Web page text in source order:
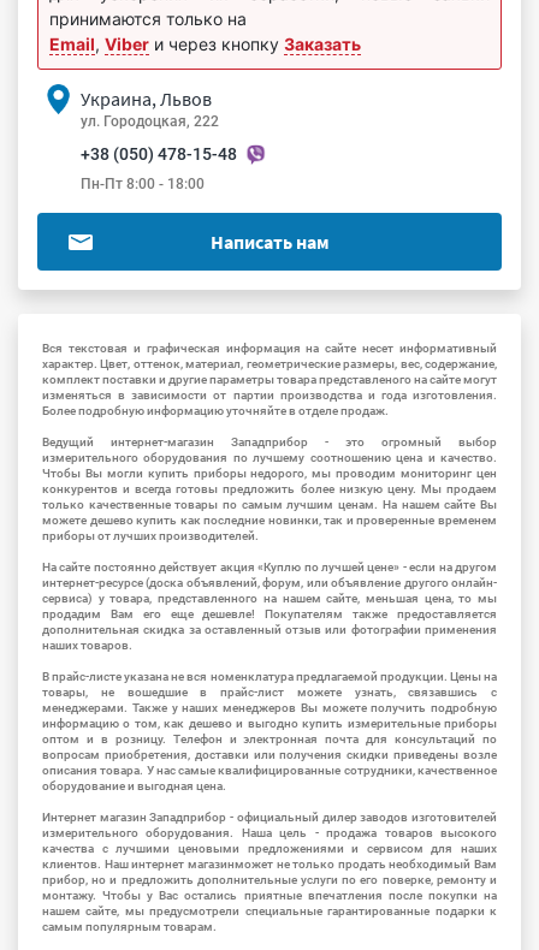
принимаются только на
Email, Viber и через кнопку Заказать
Украина, Львов
ул. Городоцкая, 222
+38 (050) 478-15-48
Пн-Пт 8:00 - 18:00
Написать нам
Вся текстовая и графическая информация на сайте несет информативный
характер. Цвет, оттенок, материал, геометрические размеры, вес, содержание,
комплект поставки и другие параметры товара представленого на сайте могут
изменяться в зависимости от партии производства и года изготовления.
Более подробную информацию уточняйте в отделе продаж.
Ведущий интернет-магазин Западприбор - это огромный выбор
измерительного оборудования по лучшему соотношению цена и качество.
Чтобы Вы могли купить приборы недорого, мы проводим мониторинг цен
конкурентов и всегда готовы предложить более низкую цену. Мы продаем
только качественные товары по самым лучшим ценам. На нашем сайте Вы
можете дешево купить как последние новинки, так и проверенные временем
приборы от лучших производителей.
На сайте постоянно действует акция «Куплю по лучшей цене» - если на другом
интернет-ресурсе (доска объявлений, форум, или объявление другого онлайн-
сервиса) у товара, представленного на нашем сайте, меньшая цена, то мы
продадим Вам его еще дешевле! Покупателям также предоставляется
дополнительная скидка за оставленный отзыв или фотографии применения
наших товаров.
В прайс-листе указана не вся номенклатура предлагаемой продукции. Цены на
товары, не вошедшие в прайс-лист можете узнать, связавшись с
менеджерами. Также у наших менеджеров Вы можете получить подробную
информацию о том, как дешево и выгодно купить измерительные приборы
оптом и в розницу. Телефон и электронная почта для консультаций по
вопросам приобретения, доставки или получения скидки приведены возле
описания товара. У нас самые квалифицированные сотрудники, качественное
оборудование и выгодная цена.
Интернет магазин Западприбор - официальный дилер заводов изготовителей
измерительного оборудования. Наша цель - продажа товаров высокого
качества с лучшими ценовыми предложениями и сервисом для наших
клиентов. Наш интернет магазинможет не только продать необходимый Вам
прибор, но и предложить дополнительные услуги по его поверке, ремонту и
монтажу. Чтобы у Вас остались приятные впечатления после покупки на
нашем сайте, мы предусмотрели специальные гарантированные подарки к
самым популярным товарам.